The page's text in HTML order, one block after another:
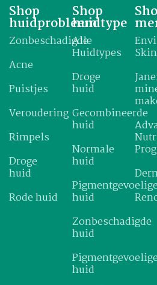
Shop
huidprobleem
Zonbeschadigde
Acne
Puistjes
Veroudering
Rimpels
Droge
huid
Rode huid
Shop
huidtype
Alle
Huidtypes
Droge
huid
Gecombineerde
huid
Normale
huid
Pigmentgevoelige
huid
Zonbeschadigde
huid
Pigmentgevoelige
huid